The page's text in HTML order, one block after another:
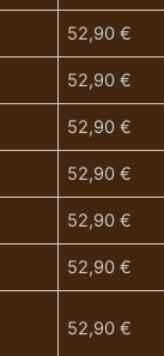
52,90 €
52,90 €
52,90 €
52,90 €
52,90 €
52,90 €
52,90 €